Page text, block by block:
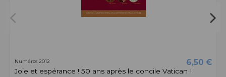
Numéros 2012 6,50 €
Joie et espérance ! 50 ans après le concile Vatican I